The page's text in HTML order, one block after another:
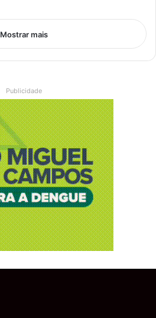
Mostrar mais
Publicidade